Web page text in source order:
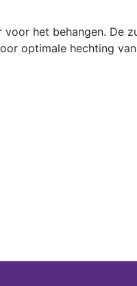
het behangen. De
optimale hechting